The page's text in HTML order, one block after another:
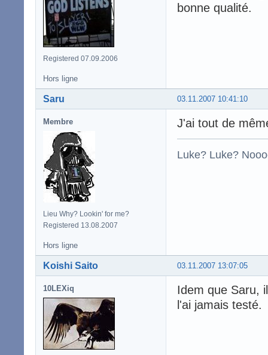
Registered 07.09.2006
bonne qualité.
Hors ligne
03.11.2007 10:41:10
Saru
Membre
Lieu Why? Lookin' for me?
Registered 13.08.2007
J'ai tout de
Luke? Luke?
Hors ligne
03.11.2007 13:07:05
Koishi Saito
10LEXiq
Idem que Saru,
l'ai jamais testé.